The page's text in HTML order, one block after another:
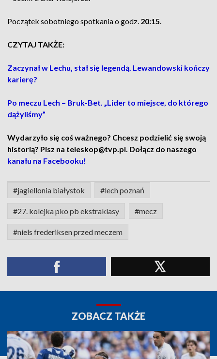
Początek sobotniego spotkania o godz. 20:15.
CZYTAJ TAKŻE:
Zaczynał w Lechu, stał się legendą. Lewandowski kończy
karierę?
Po meczu Lech – Bruk-Bet. „Lider to miejsce, do którego
dążyliśmy”
Wydarzyło się coś ważnego? Chcesz podzielić się swoją
historią? Pisz na teleskop@tvp.pl. Dołącz do naszego
kanału na Facebooku!
#jagiellonia białystok #lech poznań
#27. kolejka pko pb ekstraklasy #mecz
#niels frederiksen przed meczem
ZOBACZ TAKŻE